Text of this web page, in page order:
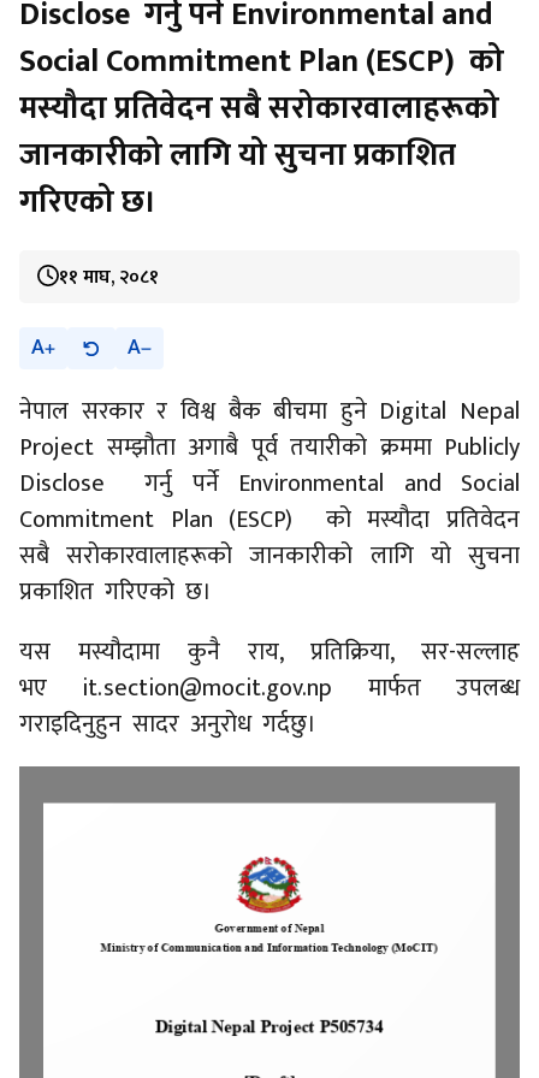
Disclose गर्नु पर्ने Environmental and
Social Commitment Plan (ESCP) को
मस्यौदा प्रतिवेदन सबै सरोकारवालाहरूको
जानकारीको लागि यो सुचना प्रकाशित
गरिएको छ।
११ माघ, २०८१
A A
नेपाल सरकार र विश्व बैक बीचमा हुने Digital Nepal
Project सम्झौता अगाबै पूर्व तयारीको क्रममा Publicly
Disclose गर्नु पर्ने Environmental and Social
Commitment Plan (ESCP) को मस्यौदा प्रतिवेदन
सबै सरोकारवालाहरूको जानकारीको लागि यो सुचना
प्रकाशित गरिएको छ।
यस मस्यौदामा कुनै राय, प्रतिक्रिया, सर-सल्लाह
भए it.section@mocit.gov.np मार्फत उपलब्ध
गराइदिनुहुन सादर अनुरोध गर्दछु।